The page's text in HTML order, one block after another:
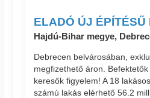
ELADÓ ÚJ ÉPÍTÉSŰ
Hajdú-Bihar megye,
Debrecen belvárosában,
megfizethető áron.
keresők figyelem! A 18
számú lakás elérhető 56.2